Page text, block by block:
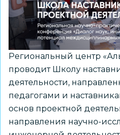
97
Региональный центр
проводит Школу
деятельности,
педагогами и
основ проектной
направления научно-